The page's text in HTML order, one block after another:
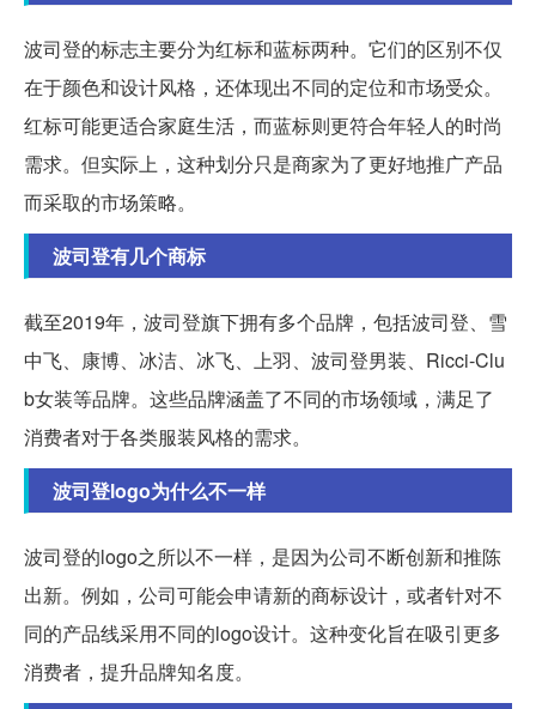
波司登的标志主要分为红标和蓝标两种。它们的区别不仅
在于颜色和设计风格，还体现出不同的定位和市场受众。
红标可能更适合家庭生活，而蓝标则更符合年轻人的时尚
需求。但实际上，这种划分只是商家为了更好地推广产品
而采取的市场策略。
波司登有几个商标
截至2019年，波司登旗下拥有多个品牌，包括波司登、雪
中飞、康博、冰洁、冰飞、上羽、波司登男装、Ricci-Clu
b女装等品牌。这些品牌涵盖了不同的市场领域，满足了
消费者对于各类服装风格的需求。
波司登logo为什么不一样
波司登的logo之所以不一样，是因为公司不断创新和推陈
出新。例如，公司可能会申请新的商标设计，或者针对不
同的产品线采用不同的logo设计。这种变化旨在吸引更多
消费者，提升品牌知名度。